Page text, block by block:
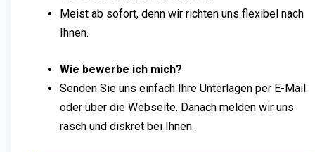
Meist ab sofort, denn wir richten uns flexibel nach
Ihnen.
Wie bewerbe ich mich?
Senden Sie uns einfach Ihre Unterlagen per E-Mail
oder über die Webseite. Danach melden wir uns
rasch und diskret bei Ihnen.